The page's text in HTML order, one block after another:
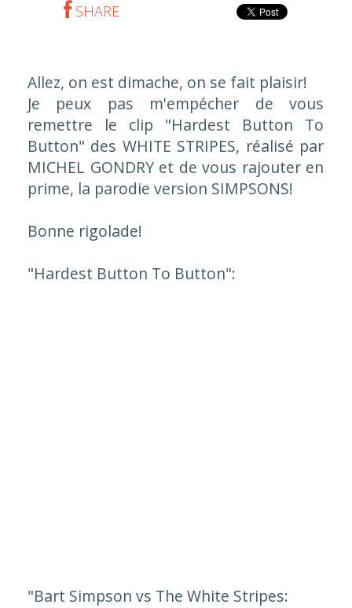
SHARE
Allez, on est dimache, on se fait plaisir!
Je peux pas m'empécher de vous
remettre le clip "Hardest Button To
Button" des WHITE STRIPES, réalisé par
MICHEL GONDRYet de vous rajouter en
prime, la parodie version SIMPSONS!
Bonne rigolade!
"Hardest Button To Button":
"Bart Simpson vs The White Stripes: